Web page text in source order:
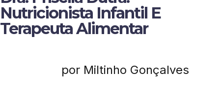
Nutricionista Infantil E
Terapeuta Alimentar
por Miltinho Gonçalves